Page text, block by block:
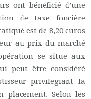
ont bénéficié d’une
de taxe foncière
est de 8,20 euros
au prix du marché
se situe aux
peut être considéré
privilégiant la
placement. Selon les